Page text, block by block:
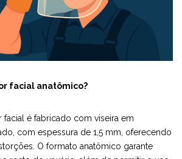
facial anatômico?
facial é fabricado com viseira em
com espessura de 1,5 mm, oferecendo
O formato anatômico garante